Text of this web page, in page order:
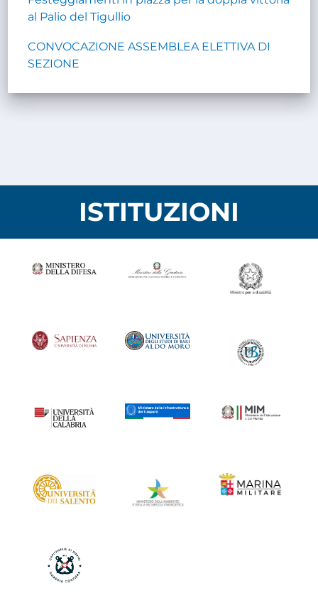
al Palio del Tigullio
CONVOCAZIONE ASSEMBLEA ELETTIVA DI
SEZIONE
ISTITUZIONI